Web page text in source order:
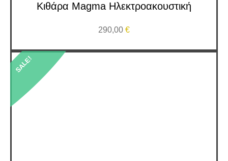
Κιθάρα Magma Ηλεκτροακουστική
290,00 €
SALE!